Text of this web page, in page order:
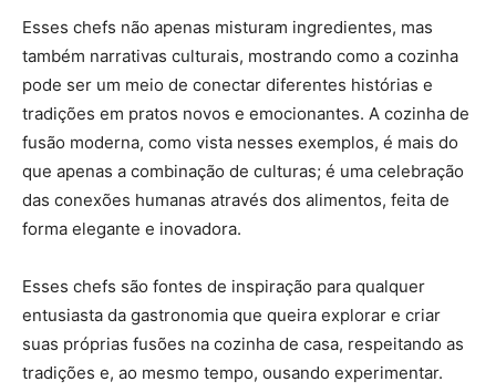
Esses chefs não apenas misturam ingredientes, mas
também narrativas culturais, mostrando como a cozinha
pode ser um meio de conectar diferentes histórias e
tradições em pratos novos e emocionantes. A cozinha de
fusão moderna, como vista nesses exemplos, é mais do
que apenas a combinação de culturas; é uma celebração
das conexões humanas através dos alimentos, feita de
forma elegante e inovadora.
Esses chefs são fontes de inspiração para qualquer
entusiasta da gastronomia que queira explorar e criar
suas próprias fusões na cozinha de casa, respeitando as
tradições e, ao mesmo tempo, ousando experimentar.